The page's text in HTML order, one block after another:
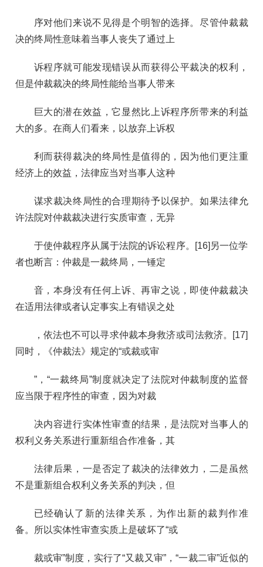
序对他们来说不见得是个明智的选择。尽管仲裁裁
决的终局性意味着当事人丧失了通过上
诉程序就可能发现错误从而获得公平裁决的权利，
但是仲裁裁决的终局性能给当事人带来
巨大的潜在效益，它显然比上诉程序所带来的利益
大的多。在商人们看来，以放弃上诉权
利而获得裁决的终局性是值得的，因为他们更注重
经济上的效益，法律应当对当事人这种
谋求裁决终局性的合理期待予以保护。如果法律允
许法院对仲裁裁决进行实质审查，无异
于使仲裁程序从属于法院的诉讼程序。[16]另一位学
者也断言：仲裁是一裁终局，一锤定
音，本身没有任何上诉、再审之说，即使仲裁裁决
在适用法律或者认定事实上有错误之处
，依法也不可以寻求仲裁本身救济或司法救济。[17]
同时，《仲裁法》规定的“或裁或审
”，“一裁终局”制度就决定了法院对仲裁制度的监督
应当限于程序性的审查，因为对裁
决内容进行实体性审查的结果，是法院对当事人的
权利义务关系进行重新组合作准备，其
法律后果，一是否定了裁决的法律效力，二是虽然
不是重新组合权利义务关系的判决，但
已经确认了新的法律关系，为作出新的裁判作准
备。所以实体性审查实质上是破坏了“或
裁或审”制度，实行了“又裁又审”，“一裁二审”近似的